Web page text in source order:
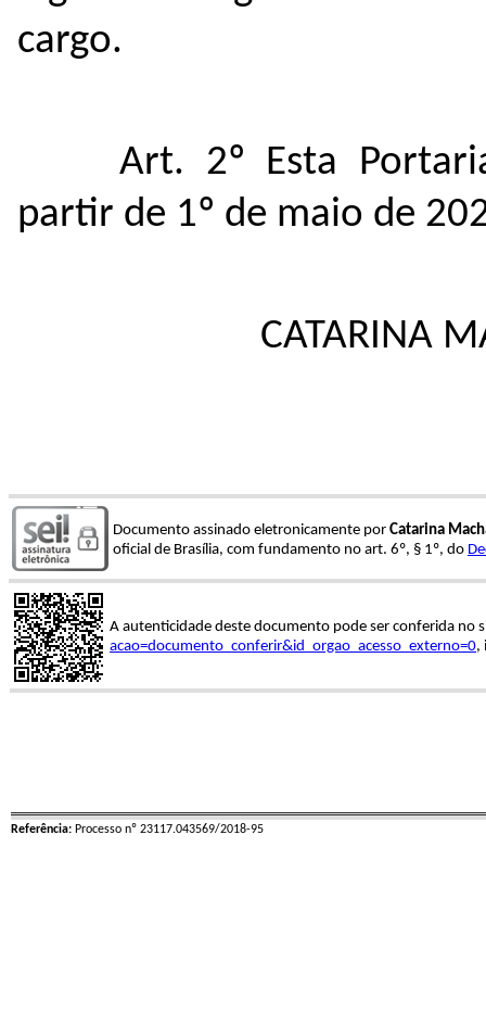
cargo.
Art. 2º Esta
partir de 1º de maio de
CATARINA
Documento assinado eletronicamente por Catarina
oficial de Brasília, com fundamento no art. 6º, § 1º, do
A autenticidade deste documento pode ser conferida no
acao=documento_conferir&id_orgao_acesso_externo=0,
Referência: Processo nº 23117.043569/2018-95